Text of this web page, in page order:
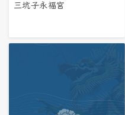
三坑子永福宮